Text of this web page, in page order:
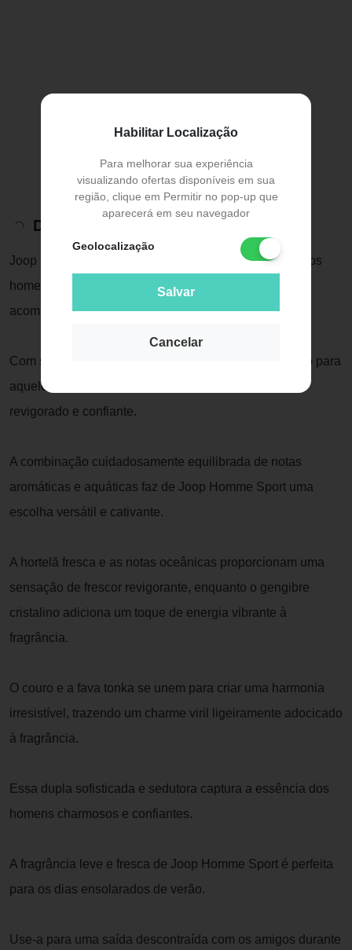
Habilitar Localização
Para melhorar sua experiência
visualizando ofertas disponíveis em sua
região, clique em Permitir no pop-up que
aparecerá em seu navegador
Geolocalização
Salvar
Cancelar
Descrição do Produto
Joop Homme Sport Eau de Toilette é um convite para os
homens modernos que buscam uma fragrância que os
acompanhe em seus compromissos diários.
Com sua essência refrescante e revigorante, é perfeito para
aqueles momentos em que é necessário se sentir
revigorado e confiante.
A combinação cuidadosamente equilibrada de notas
aromáticas e aquáticas faz de Joop Homme Sport uma
escolha versátil e cativante.
A hortelã fresca e as notas oceânicas proporcionam uma
sensação de frescor revigorante, enquanto o gengibre
cristalino adiciona um toque de energia vibrante à
fragrância.
O couro e a fava tonka se unem para criar uma harmonia
irresistível, trazendo um charme viril ligeiramente adocicado
à fragrância.
Essa dupla sofisticada e sedutora captura a essência dos
homens charmosos e confiantes.
A fragrância leve e fresca de Joop Homme Sport é perfeita
para os dias ensolarados de verão.
Use-a para uma saída descontraída com os amigos durante